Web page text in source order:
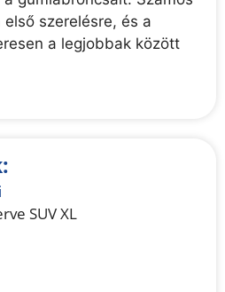
szerelésre, és a
a legjobbak között
SUV XL